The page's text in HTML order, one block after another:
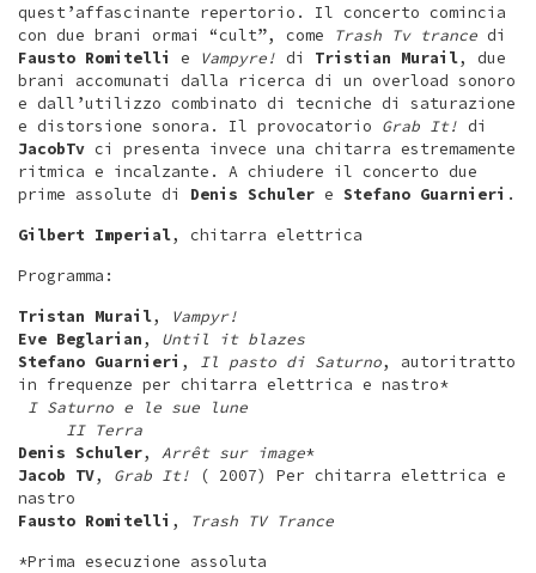
quest’affascinante repertorio. Il concerto comincia
con due brani ormai “cult”, come
Trash Tv trance di
Fausto Romitelli
e Vampyre! di Tristian Murail, due
brani accomunati dalla ricerca di un overload sonoro
e dall’utilizzo combinato di tecniche di saturazione
e distorsione sonora. Il provocatorio Grab It! di
JacobTv ci presenta invece una chitarra estremamente
ritmica e incalzante. A chiudere il concerto due
prime assolute di Denis Schuler e Stefano Guarnieri .
Gilbert Imperial, chitarra elettrica
Programma:
Tristan Murail,
Vampyr!
Eve Beglarian, Until it blazes
Stefano Guarnieri , Il pasto di Saturno, autoritratto
in frequenze per chitarra elettrica e nastro*
I Saturno e le sue lune
II Terra
Denis Schuler, Arrêt sur image*
Jacob TV, Grab It! ( 2007) Per chitarra elettrica e
nastro
Fausto Romitelli ,
Trash TV Trance
*Prima esecuzione assoluta